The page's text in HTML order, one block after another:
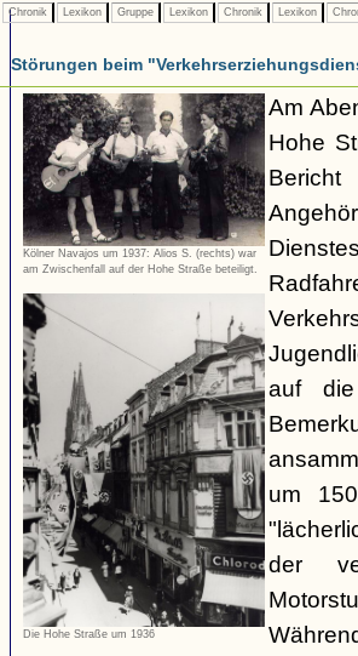
Chronik Lexikon Gruppe Lexikon Chronik Lexikon
Störungen beim
Kölner Navajos um 1937: Alios S. (rechts) war
am Zwischenfall auf der Hohe Straße beteiligt.
Die Hohe Straße um 1936
Am
Hohe
auf
um
der